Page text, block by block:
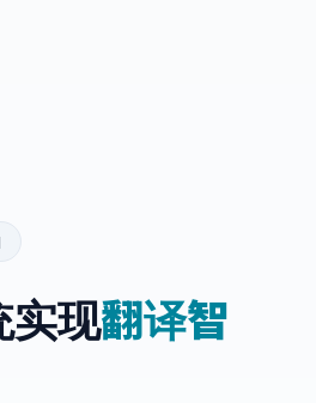
实现翻译智